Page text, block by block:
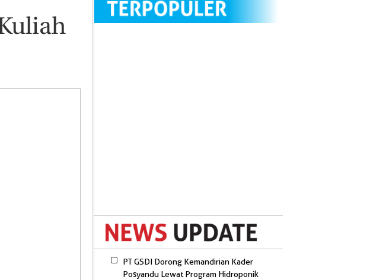
PT GSDI Dorong Kemandirian Kader
Posyandu Lewat Program Hidroponik